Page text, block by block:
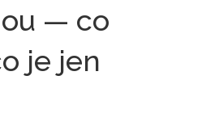
— co
je jen